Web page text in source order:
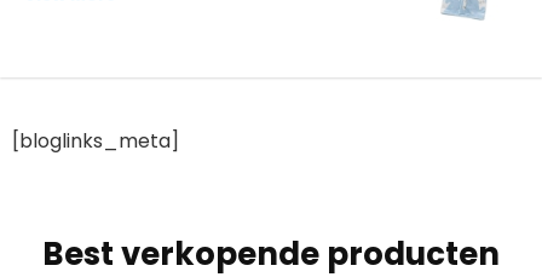
[bloglinks_meta]
Best verkopende producten